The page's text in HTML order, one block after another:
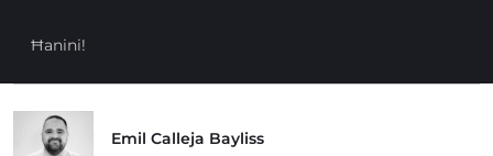
Ħanini!
Emil Calleja Bayliss